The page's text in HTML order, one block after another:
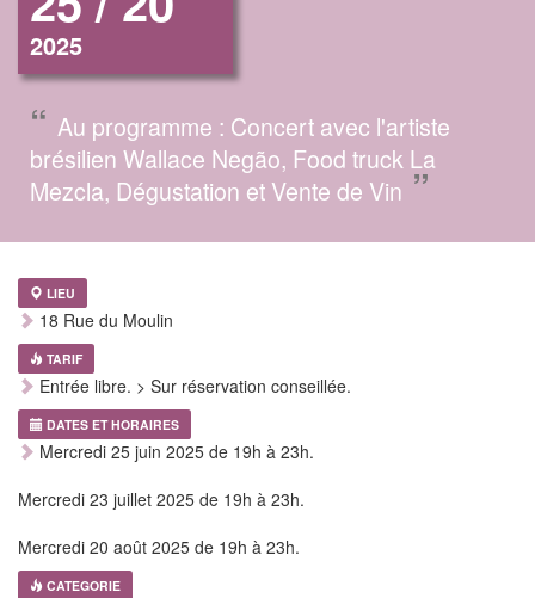
2025
“ Au programme : Concert avec l'artiste
brésilien Wallace Negão, Food truck La
Mezcla, Dégustation et Vente de Vin ”
LIEU
18 Rue du Moulin
TARIF
Entrée libre. > Sur réservation conseillée.
DATES ET HORAIRES
Mercredi 25 juin 2025 de 19h à 23h.
Mercredi 23 juillet 2025 de 19h à 23h.
Mercredi 20 août 2025 de 19h à 23h.
CATEGORIE